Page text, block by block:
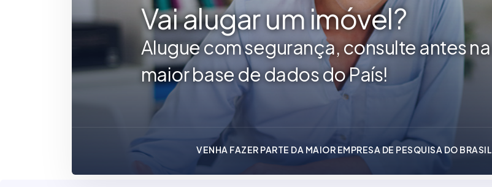
Vai alugar um imóvel?
Alugue com segurança, consulte antes na
maior base de dados do País!
VENHA FAZER PARTE DA MAIOR EMPRESA DE PESQUISA DO BRASIL